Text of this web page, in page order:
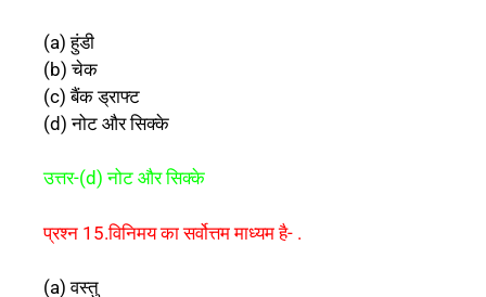
(a) हुंडी
(b) चेक
(c) बैंक ड्राफ्ट
(d) नोट और सिक्के
उत्तर-(d) नोट और सिक्के
प्रश्न 15.विनिमय का सर्वोत्तम माध्यम है- .
(a) वस्तु